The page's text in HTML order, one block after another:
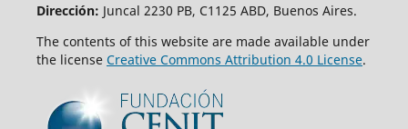
Dirección: Juncal 2230 PB, C1125 ABD, Buenos Aires.
The contents of this website are made available under
the license Creative Commons Attribution 4.0 License.